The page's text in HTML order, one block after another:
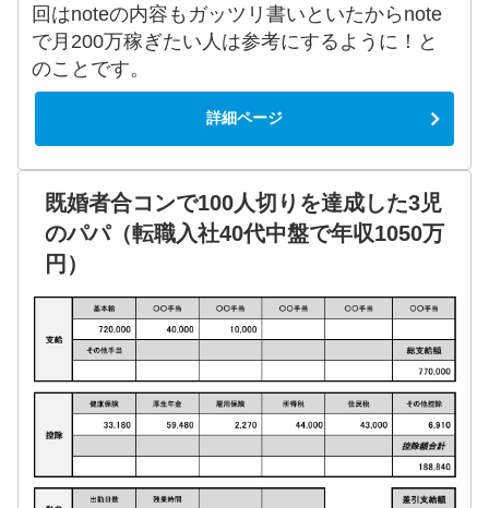
回はnoteの内容もガッツリ書いといたからnote
で月200万稼ぎたい人は参考にするように！と
のことです。
詳細ページ
既婚者合コンで100人切りを達成した3児
のパパ（転職入社40代中盤で年収1050万
円）